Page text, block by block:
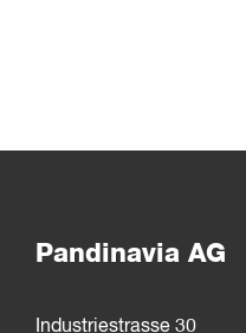
Pandinavia AG
Industriestrasse 30